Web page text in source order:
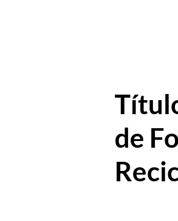
de